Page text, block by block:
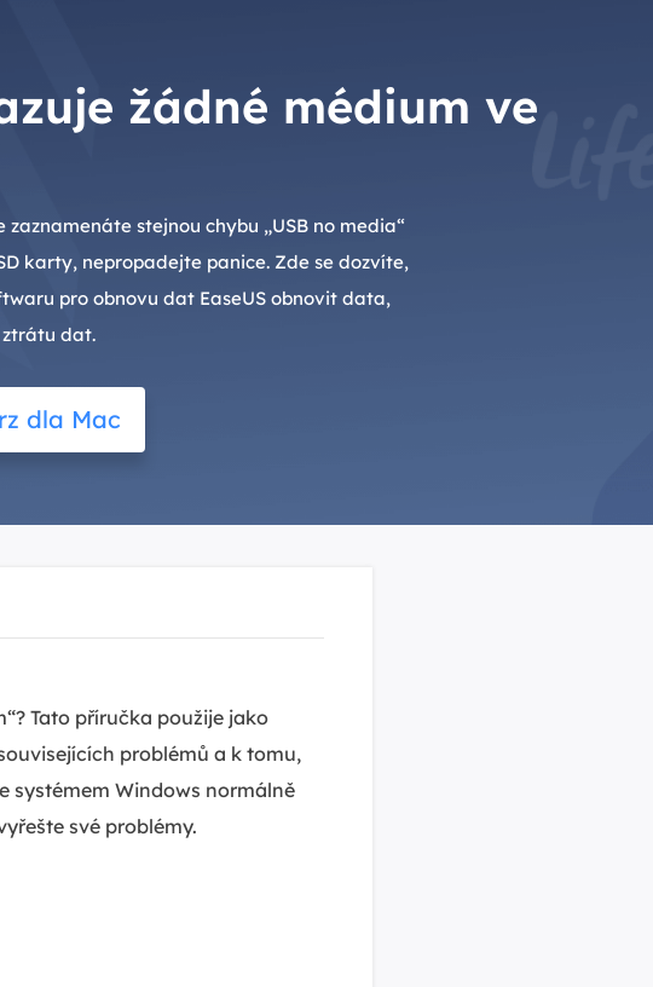
žádné médium ve
stejnou chybu „USB no media“
karty, nepropadejte panice. Zde se dozvíte,
pro obnovu dat EaseUS obnovit data,
dat.
dla Mac
Tato příručka použije jako
problémů a k tomu,
systémem Windows normálně
své problémy.